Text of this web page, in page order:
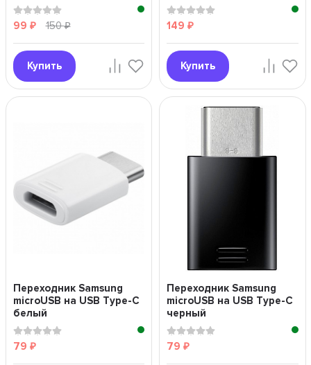
99 ₽ 150₽
Купить
149 ₽
Купить
Переходник Samsung
microUSB на USB Type-C
белый
79 ₽
Переходник Samsung
microUSB на USB Type-C
черный
79 ₽